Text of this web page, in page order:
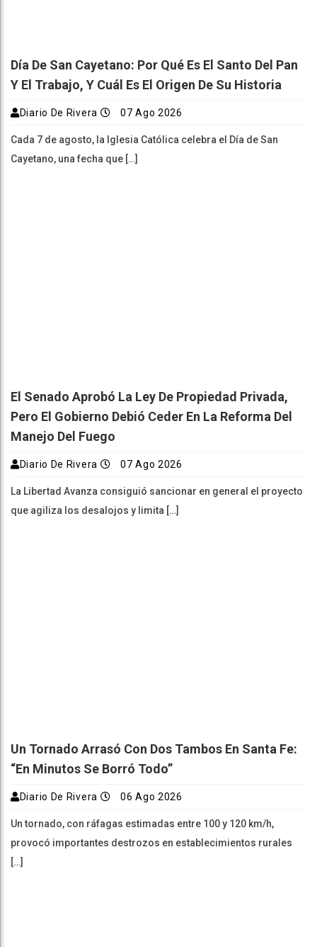
Día De San Cayetano: Por Qué Es El Santo Del Pan
Y El Trabajo, Y Cuál Es El Origen De Su Historia
Diario De Rivera 07 Ago 2026
Cada 7 de agosto, la Iglesia Católica celebra el Día de San
Cayetano, una fecha que […]
El Senado Aprobó La Ley De Propiedad Privada,
Pero El Gobierno Debió Ceder En La Reforma Del
Manejo Del Fuego
Diario De Rivera 07 Ago 2026
La Libertad Avanza consiguió sancionar en general el proyecto
que agiliza los desalojos y limita […]
Un Tornado Arrasó Con Dos Tambos En Santa Fe:
“En Minutos Se Borró Todo”
Diario De Rivera 06 Ago 2026
Un tornado, con ráfagas estimadas entre 100 y 120 km/h,
provocó importantes destrozos en establecimientos rurales
[…]